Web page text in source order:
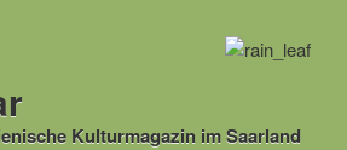
Kulturmagazin im Saarland